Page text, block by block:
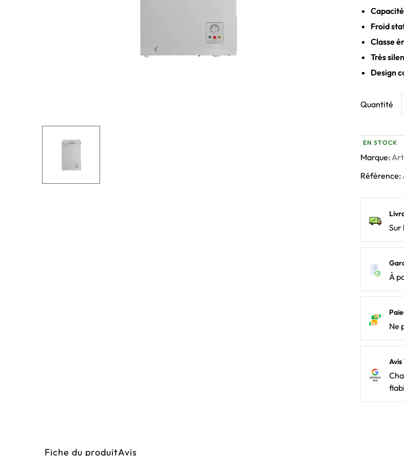
Froid
Classe
Très
Design
Quantité
EN STOCK
Marque:
Référence:
Sur
À
Ne
Avis
Fiche du produitAvis